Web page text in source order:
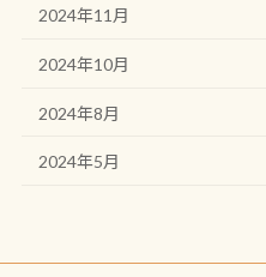
2024年11月
2024年10月
2024年8月
2024年5月